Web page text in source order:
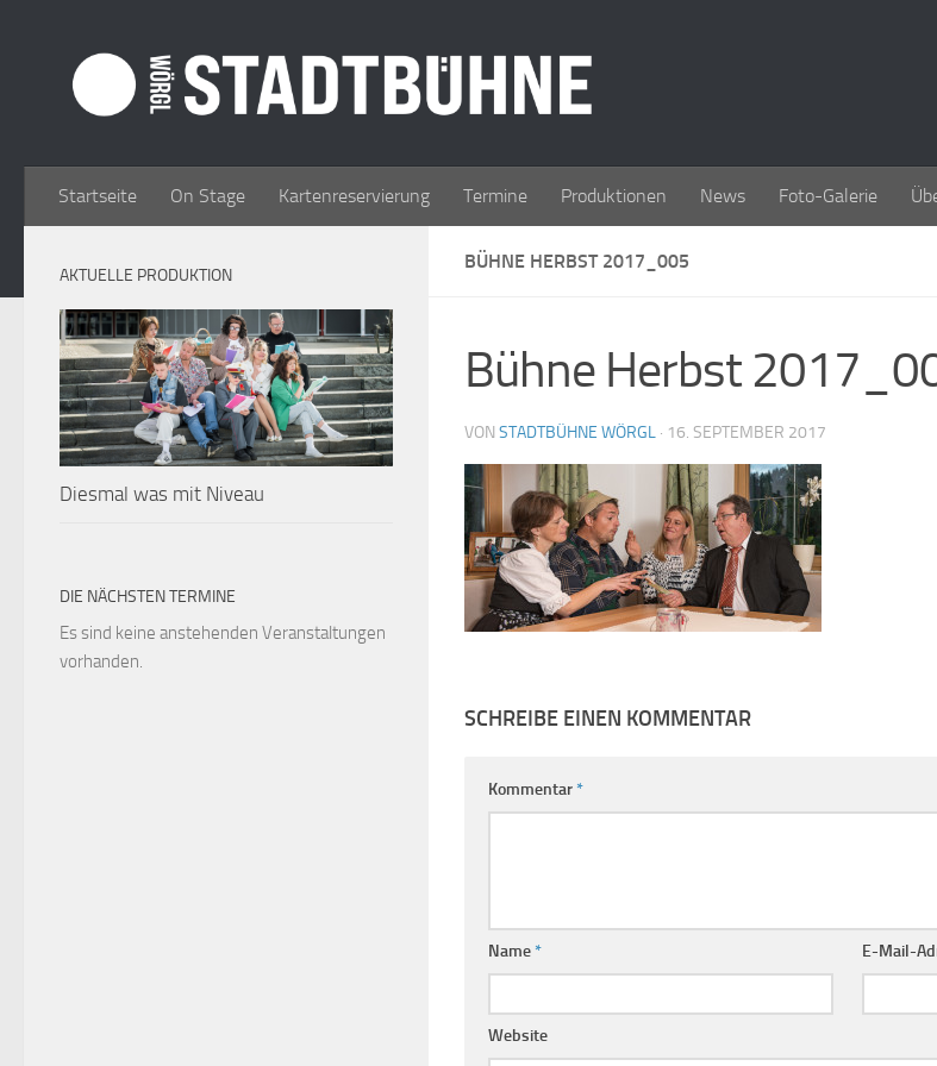
Startseite On Stage Kartenreservierung Termine Produktionen News Foto-Galerie
BÜHNE HERBST 2017_005
Bühne Herbst
VON STADTBÜHNE WÖRGL · 16. SEPTEMBER 2017
SCHREIBE EINEN KOMMENTAR
Kommentar*
Name* E-Mail-
Website
AKTUELLE PRODUKTION
Diesmal was mit Niveau
DIE NÄCHSTEN TERMINE
Es sind keine anstehenden Veranstaltungen
vorhanden.